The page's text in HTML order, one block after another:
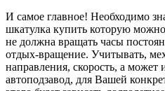
И самое главное! Необходимо
шкатулка купить которую
не должна вращать часы
отдых-вращение. Учитывать,
направления, скорость, а может
автоподзавод, для Вашей